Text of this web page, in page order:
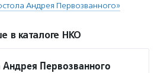
Андрея Первозванного»
в каталоге НКО
Первозванного